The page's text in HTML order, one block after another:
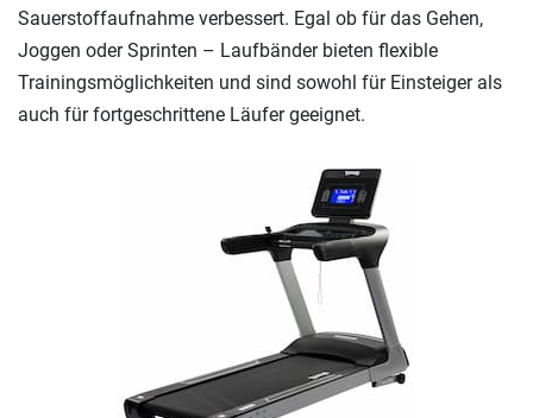
Sauerstoffaufnahme verbessert. Egal ob für das Gehen,
Joggen oder Sprinten – Laufbänder bieten flexible
Trainingsmöglichkeiten und sind sowohl für Einsteiger als
auch für fortgeschrittene Läufer geeignet.